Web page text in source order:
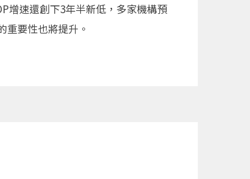
增速還創下3年半新低，多家機構預
要性也將提升。